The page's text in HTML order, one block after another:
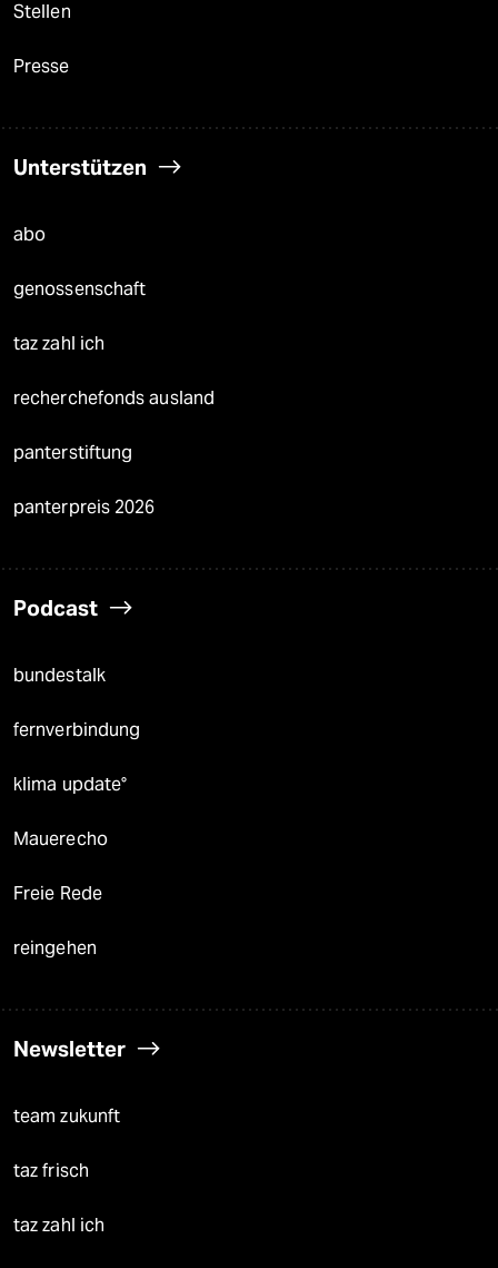
Stellen
Presse
Unterstützen
abo
genossenschaft
taz zahl ich
recherchefonds ausland
panterstiftung
panterpreis 2026
Podcast
bundestalk
fernverbindung
klima update°
Mauerecho
Freie Rede
reingehen
Newsletter
team zukunft
taz frisch
taz zahl ich